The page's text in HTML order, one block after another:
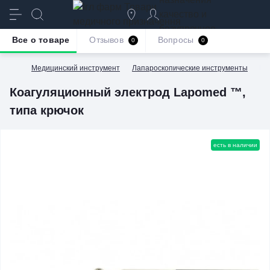
безупречное
обслуживание
Медицинский инструмент Лапароскопические инструменты
Коагуляционный электрод Lapomed ™,
типа крючок
Все о товаре Отзывов 0 Вопросы 0
есть в наличии